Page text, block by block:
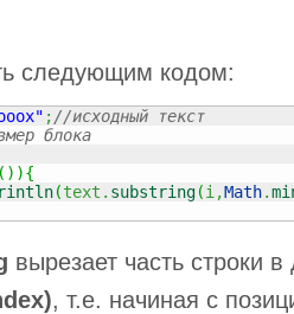
следующим кодом:
;//исходный текст
блока
( ) ){
(text. substring(i,Math.
вырезает часть строки
, т.е. начиная с